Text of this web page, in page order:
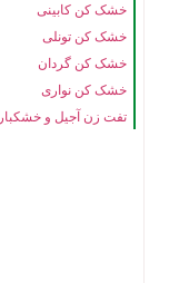
خشک کن کابینی
خشک کن تونلی
خشک کن گردان
خشک کن نواری
تفت زن آجیل و خشکبار